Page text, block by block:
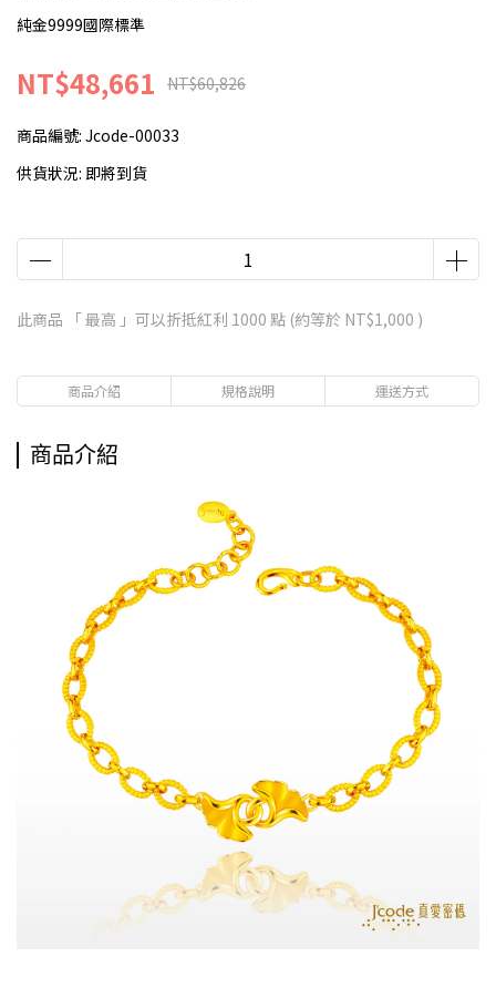
純金9999國際標準
NT$48,661 NT$60,826
商品編號: Jcode-00033
供貨狀況: 即將到貨
此商品 「 最高 」可以折抵紅利 1000 點 (約等於 NT$1,000 )
商品介紹 規格說明 運送方式
商品介紹